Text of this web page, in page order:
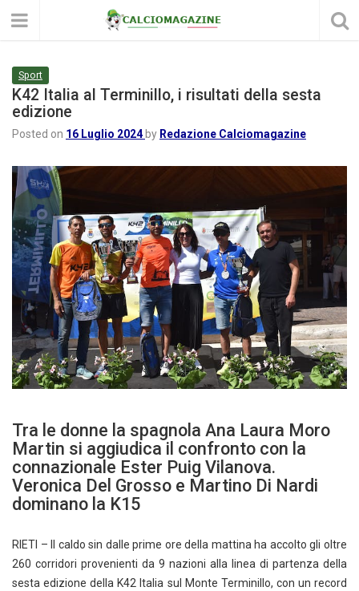
Sport
K42 Italia al Terminillo, i risultati della sesta
edizione
Posted on 16 Luglio 2024 by Redazione Calciomagazine
Tra le donne la spagnola Ana Laura Moro
Martin si aggiudica il confronto con la
connazionale Ester Puig Vilanova.
Veronica Del Grosso e Martino Di Nardi
dominano la K15
RIETI – Il caldo sin dalle prime ore della mattina ha accolto gli oltre
260 corridori provenienti da 9 nazioni alla linea di partenza della
sesta edizione della K42 Italia sul Monte Terminillo, con un record